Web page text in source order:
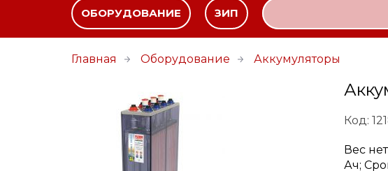
ОБОРУДОВАНИЕ ЗИП
Главная Оборудование Аккумуляторы
Код:
Вес
Ач;